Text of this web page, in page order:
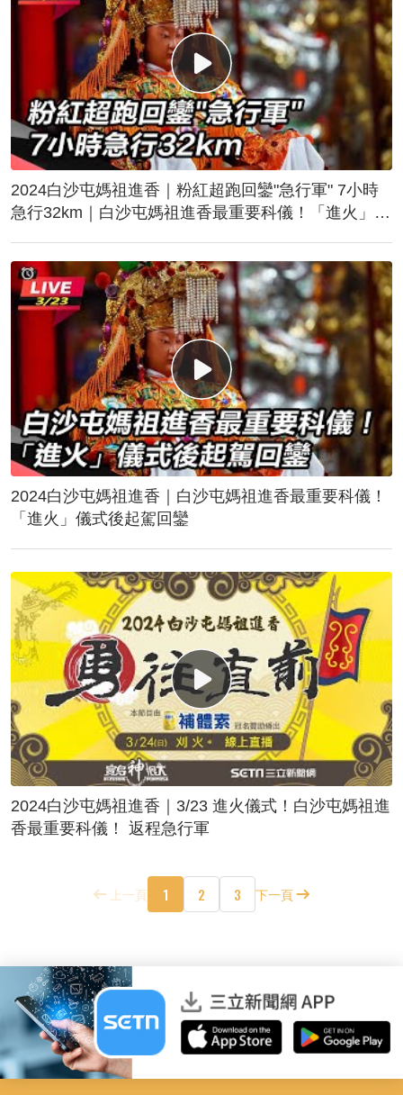
2024白沙屯媽祖進香｜粉紅超跑回鑾"急行軍" 7小時
急行32km｜白沙屯媽祖進香最重要科儀！「進火」儀
2024白沙屯媽祖進香｜白沙屯媽祖進香最重要科儀！
「進火」儀式後起駕回鑾
2024白沙屯媽祖進香｜3/23 進火儀式！白沙屯媽祖進
香最重要科儀！ 返程急行軍
上一頁 1 2 3 下一頁